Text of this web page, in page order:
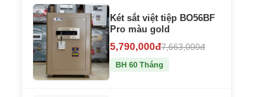
Két sắt việt tiệp BO56BF
Pro màu gold
5,790,000đ7,663,000đ
BH 60 Tháng